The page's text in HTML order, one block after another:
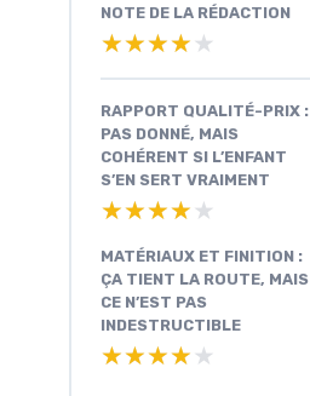
NOTE DE LA RÉDACTION
★★★★★
★★★★★
RAPPORT QUALITÉ-PRIX :
PAS DONNÉ, MAIS
COHÉRENT SI L’ENFANT
S’EN SERT VRAIMENT
★★★★★
★★★★★
MATÉRIAUX ET FINITION :
ÇA TIENT LA ROUTE, MAIS
CE N’EST PAS
INDESTRUCTIBLE
★★★★★
★★★★★